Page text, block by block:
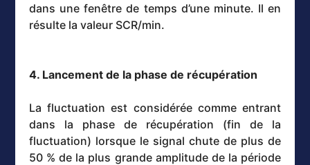
dans une fenêtre de temps d’une minute. Il en
résulte la valeur SCR/min.
4. Lancement de la phase de récupération
La fluctuation est considérée comme entrant
dans la phase de récupération (fin de la
fluctuation) lorsque le signal chute de plus de
50 % de la plus grande amplitude de la période